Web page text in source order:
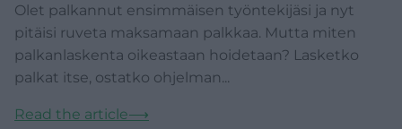
Olet palkannut ensimmäisen työntekijäsi ja nyt
pitäisi ruveta maksamaan palkkaa. Mutta miten
palkanlaskenta oikeastaan hoidetaan? Lasketko
palkat itse, ostatko ohjelman...
Read the article⟶